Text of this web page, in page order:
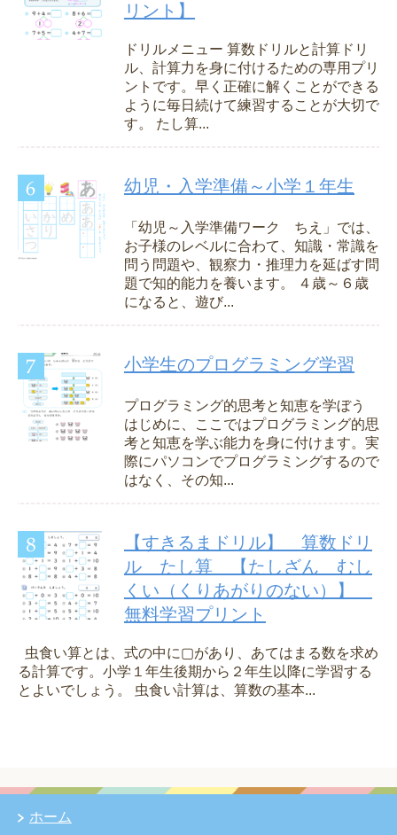
リント】
ドリルメニュー 算数ドリルと計算ドリ
ル、計算力を身に付けるための専用プリ
ントです。早く正確に解くことができる
ように毎日続けて練習することが大切で
す。 たし算...
幼児・入学準備～小学１年生
「幼児～入学準備ワーク ちえ」では、
お子様のレベルに合わて、知識・常識を
問う問題や、観察力・推理力を延ばす問
題で知的能力を養います。 ４歳～６歳
になると、遊び...
小学生のプログラミング学習
プログラミング的思考と知恵を学ぼう
はじめに、ここではプログラミング的思
考と知恵を学ぶ能力を身に付けます。実
際にパソコンでプログラミングするので
はなく、その知...
【すきるまドリル】 算数ドリ
ル たし算 【たしざん むし
くい（くりあがりのない）】
無料学習プリント
虫食い算とは、式の中に▢があり、あてはまる数を求め
る計算です。小学１年生後期から２年生以降に学習する
とよいでしょう。 虫食い計算は、算数の基本...
ホーム